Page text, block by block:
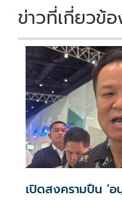
k k
ข่าวที่เกี่ยวข้
เปิดสงครามปืน ‘